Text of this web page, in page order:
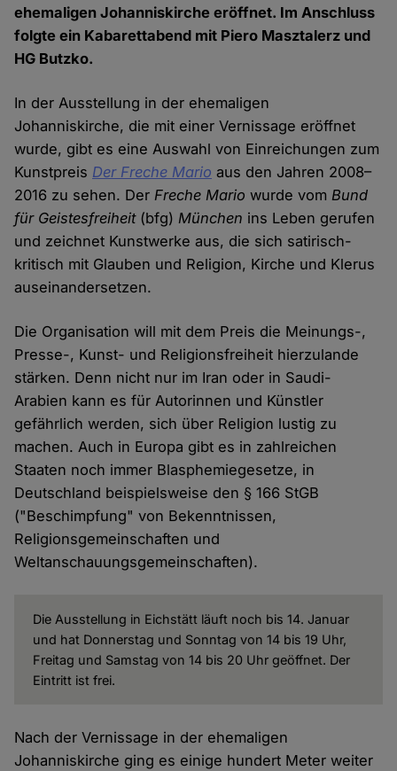
ehemaligen Johanniskirche eröffnet. Im Anschluss
folgte ein Kabarettabend mit Piero Masztalerz und
HG Butzko.
In der Ausstellung in der ehemaligen
Johanniskirche, die mit einer Vernissage eröffnet
wurde, gibt es eine Auswahl von Einreichungen zum
Kunstpreis Der Freche Mario aus den Jahren 2008–
2016 zu sehen. DerFreche Mario wurde vomBund
für Geistesfreiheit(bfg)München ins Leben gerufen
und zeichnet Kunstwerke aus, die sich satirisch-
kritisch mit Glauben und Religion, Kirche und Klerus
auseinandersetzen.
Die Organisation will mit dem Preis die Meinungs-,
Presse-, Kunst- und Religionsfreiheit hierzulande
stärken. Denn nicht nur im Iran oder in Saudi-
Arabien kann es für Autorinnen und Künstler
gefährlich werden, sich über Religion lustig zu
machen. Auch in Europa gibt es in zahlreichen
Staaten noch immer Blasphemiegesetze, in
Deutschland beispielsweise den § 166 StGB
("Beschimpfung" von Bekenntnissen,
Religionsgemeinschaften und
Weltanschauungsgemeinschaften).
Die Ausstellung in Eichstätt läuft noch bis 14. Januar
und hat Donnerstag und Sonntag von 14 bis 19 Uhr,
Freitag und Samstag von 14 bis 20 Uhr geöffnet. Der
Eintritt ist frei.
Nach der Vernissage in der ehemaligen
Johanniskirche ging es einige hundert Meter weiter